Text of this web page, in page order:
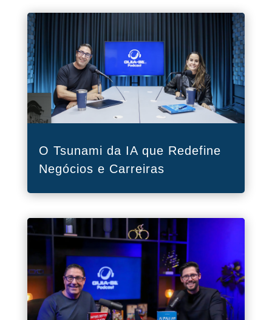
O Tsunami da IA que Redefine
Negócios e Carreiras